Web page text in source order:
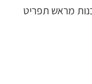
מראש תפריט